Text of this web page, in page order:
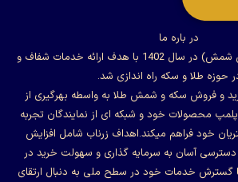
در باره ما
زرناب تجارت رادین(رادین شمش) در سال 1402 با هدف ارائه خدمات شفاف و
حوزه طلا و سکه راه اندازی شد.
و فروش سکه و شمش طلا به واسطه بهرگیری از
محصولات خود و شبکه ای از نمایندگان تجربه
خود فراهم میکند.اهداف زرناب شامل افزایش
دسترسی آسان به سرمایه گذاری و سهولت خرید در
گسترش خدمات خود در سطح ملی به دنبال ارتقای